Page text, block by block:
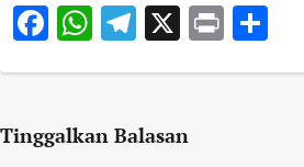
Facebook
WhatsApp
Telegram
X Print
Tinggalkan Balasan